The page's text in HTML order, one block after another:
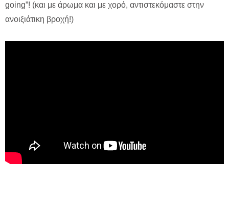
going”! (και με άρωμα και με χορό, αντιστεκόμαστε στην
ανοιξιάτικη βροχή!)